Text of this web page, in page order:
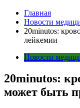
Главная
Новости
20minutos:
лейкемии
Новости
20minutos:
может быть